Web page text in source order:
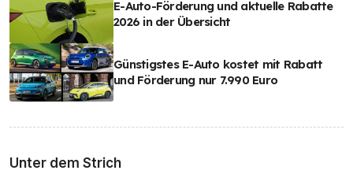
E-Auto-Förderung und aktuelle Rabatte
2026 in der Übersicht
Günstigstes E-Auto kostet mit Rabatt
und Förderung nur 7.990 Euro
Unter dem Strich